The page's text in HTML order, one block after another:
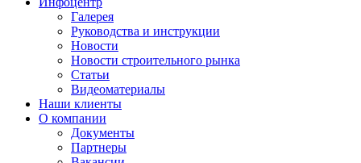
Галерея
Руководства и инструкции
Новости
Новости строительного рынка
Статьи
Видеоматериалы
Наши клиенты
О компании
Документы
Партнеры